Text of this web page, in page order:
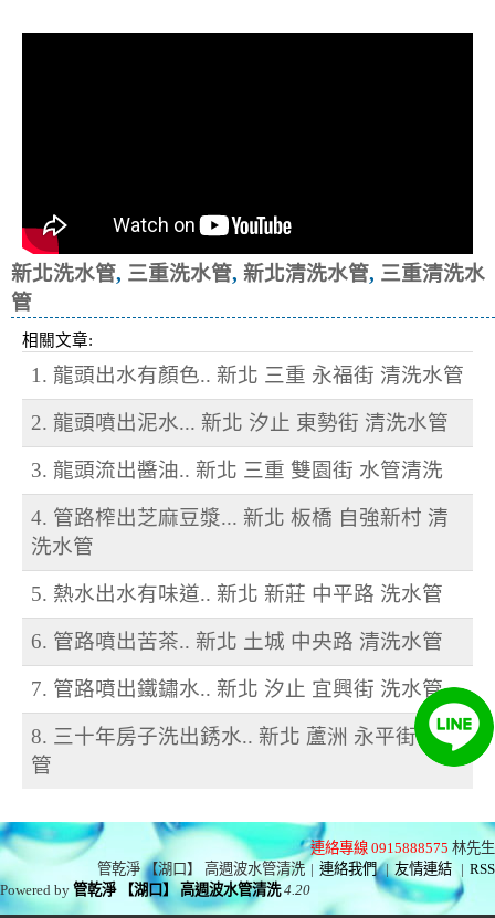
新北洗水管, 三重洗水管, 新北清洗水管, 三重清洗水
管
相關文章:
1. 龍頭出水有顏色.. 新北 三重 永福街 清洗水管
2. 龍頭噴出泥水... 新北 汐止 東勢街 清洗水管
3. 龍頭流出醬油.. 新北 三重 雙園街 水管清洗
4. 管路榨出芝麻豆漿... 新北 板橋 自強新村 清
洗水管
5. 熱水出水有味道.. 新北 新莊 中平路 洗水管
6. 管路噴出苦茶.. 新北 土城 中央路 清洗水管
7. 管路噴出鐵鏽水.. 新北 汐止 宜興街 洗水管
8. 三十年房子洗出銹水.. 新北 蘆洲 永平街 洗水
管
連絡專線 0915888575 林先生
管乾淨 【湖口】 高週波水管清洗 | 連絡我們 | 友情連結 | RSS
Powered by管乾淨 【湖口】 高週波水管清洗 4.20